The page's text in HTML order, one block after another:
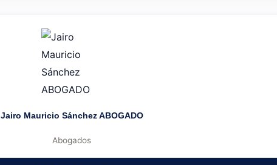
Jairo Mauricio Sánchez ABOGADO
Abogados